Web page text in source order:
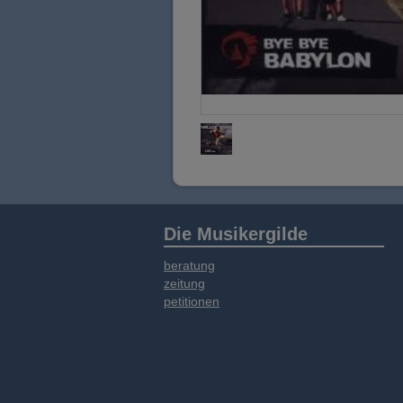
Die Musikergilde
beratung
zeitung
petitionen